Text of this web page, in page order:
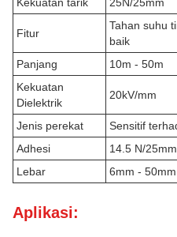
Fitur
Tahan suhu
baik
Panjang
10m - 50m
Kekuatan
Dielektrik
20kV/mm
Jenis perekat
Sensitif
Adhesi
14.5 N/25mm
Lebar
6mm - 50mm
Aplikasi: